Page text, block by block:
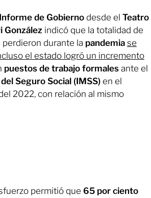
de Gobiernodesde el Teatro
González indicó que la totalidad de
perdieron durante la pandemia se
el estado logró un incremento
puestos de trabajo formales ante el
Seguro Social (IMSS) en el
2022, con relación al mismo
permitió que 65 por ciento